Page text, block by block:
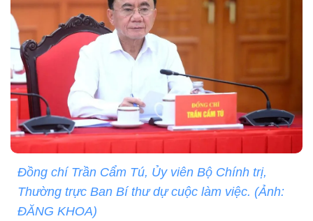
Đồng chí Trần Cẩm Tú, Ủy viên Bộ Chính trị,
Thường trực Ban Bí thư dự cuộc làm việc. (Ảnh:
ĐĂNG KHOA)